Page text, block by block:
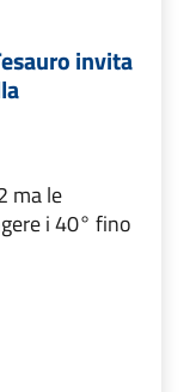
invita
ma le
i 40° fino